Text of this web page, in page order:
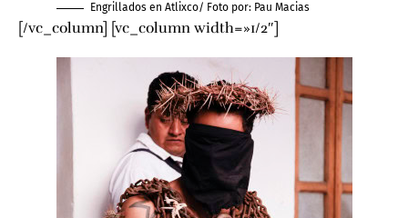
Engrillados en Atlixco/ Foto por: Pau Macias
[/vc_column] [vc_column width=»1/2″]